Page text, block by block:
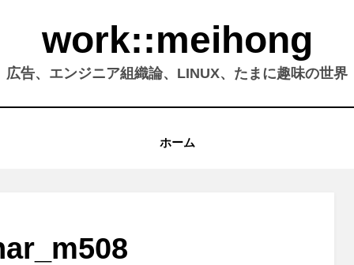
work::meihong
広告、エンジニア組織論、LINUX、たまに趣味の世界
ホーム